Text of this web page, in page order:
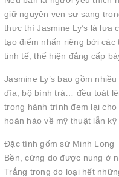
giữ nguyên vẹn sự sang
thực thì Jasmine Ly’s là lựa
tạo điểm nhấn riêng bởi
tinh tế, thể hiện đẳng cấp
Jasmine Ly’s bao gồm
dĩa, bộ bình trà… đều toát
trong hành trình đem lại
hoàn hảo về mỹ thuật lẫn kỹ
Đặc tính gốm sứ Minh Long
Bền, cứng do được nung ở
Trắng trong do loại hết